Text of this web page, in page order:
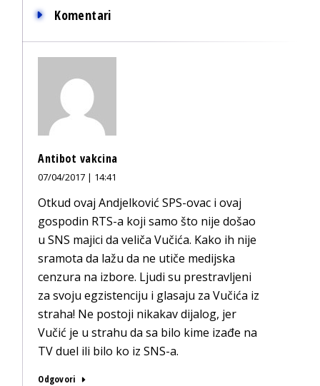
Komentari
Antibot vakcina
07/04/2017 | 14:41
Otkud ovaj Andjelković SPS-ovac i ovaj
gospodin RTS-a koji samo što nije došao
u SNS majici da veliča Vučića. Kako ih nije
sramota da lažu da ne utiče medijska
cenzura na izbore. Ljudi su prestravljeni
za svoju egzistenciju i glasaju za Vučića iz
straha! Ne postoji nikakav dijalog, jer
Vučić je u strahu da sa bilo kime izađe na
TV duel ili bilo ko iz SNS-a.
Odgovori